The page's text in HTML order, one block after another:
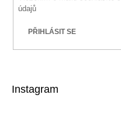
údajů
PŘIHLÁSIT SE
Instagram